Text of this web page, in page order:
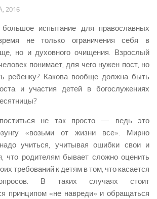
2016
испытание для православных
не только ограничения себя в
но и духовного очищения. Взрослый
понимает, для чего нужен пост, но
ребенку? Какова вообще должна быть
и участия детей в богослужениях
не так просто — ведь это
«возьми от жизни все». Мирно
учиться, учитывая ошибки свои и
что родителям бывает сложно оценить
требований к детям в том, что касается
В таких случаях стоит
принципом «не навреди» и обращаться